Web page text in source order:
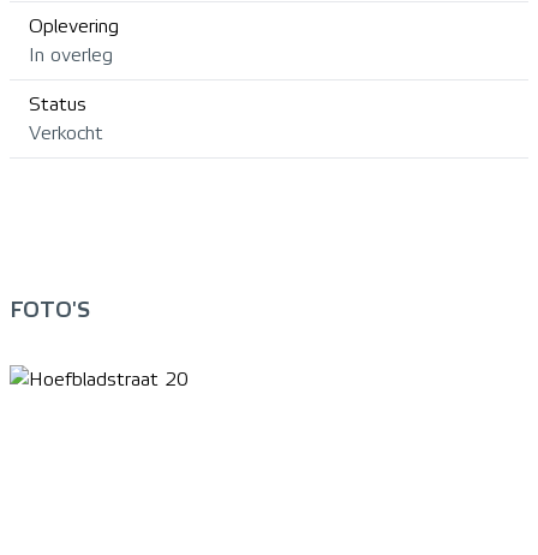
Oplevering
In overleg
Status
Verkocht
FOTO'S